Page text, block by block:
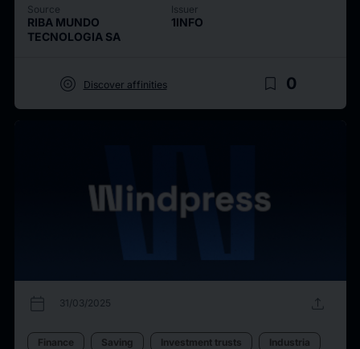
Source
RIBA MUNDO
TECNOLOGIA SA
Issuer
1INFO
target Discover affinities bookmark_border 0
calendar_today 31/03/2025 upload
Finance Saving Investment trusts Industria